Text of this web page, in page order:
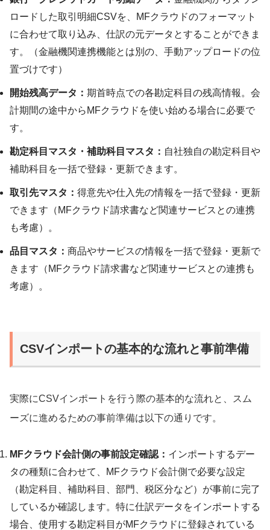
ロードした取引明細CSVを、MFクラウドのフォーマット
に合わせて取り込み、仕訳の元データとすることができま
す。（金融機関連携機能とは別の、手動アップロードの位
置づけです）
開始残高データ： 期首時点での各勘定科目の残高情報。会
計期間の途中からMFクラウドを使い始める場合に必要で
す。
勘定科目マスタ・補助科目マスタ： 自社独自の勘定科目や
補助科目を一括で登録・更新できます。
取引先マスタ： 得意先や仕入先の情報を一括で登録・更新
できます（MFクラウド請求書など関連サービスとの連携
も考慮）。
品目マスタ： 商品やサービスの情報を一括で登録・更新で
きます（MFクラウド請求書など関連サービスとの連携も
考慮）。
CSVインポートの基本的な流れと事前準備
実際にCSVインポートを行う際の基本的な流れと、スム
ーズに進めるための事前準備は以下の通りです。
MFクラウド会計側の事前設定確認： インポートするデー
タの種類に合わせて、MFクラウド会計側で必要な設定
（勘定科目、補助科目、部門、税区分など）が事前に完了
しているか確認します。特に仕訳データをインポートする
場合、使用する勘定科目がMFクラウドに登録されている